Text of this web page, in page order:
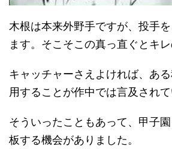
木根は本来外野手ですが、投手
ます。そこそこの真っ直ぐとキレ
キャッチャーさえよければ、あ
用することが作中では言及されて
そういったこともあって、甲子
板する機会がありました。